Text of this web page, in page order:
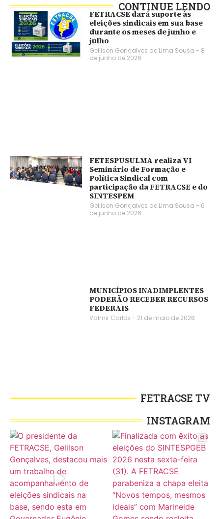
CONTINUE LENDO
FETRACSE dará suporte às
eleições sindicais em sua base
durante os meses de junho e
julho
Gelilson Gonçalves de Lima Sousa
8
de junho de 2026
FETESPUSULMA realiza VI
Seminário de Formação e
Política Sindical com
participação da FETRACSE e do
SINTESPEM
Gelilson Gonçalves de Lima Sousa
6
de junho de 2026
MUNICÍPIOS INADIMPLENTES
PODERÃO RECEBER RECURSOS
FEDERAIS
Valmir Carlos 21 de maio de 2026
FETRACSE TV
INSTAGRAM